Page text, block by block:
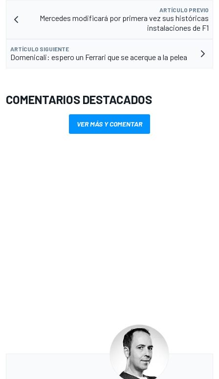
ARTÍCULO PREVIO
Mercedes modificará por primera vez sus históricas
instalaciones de F1
ARTÍCULO SIGUIENTE
Domenicali: espero un Ferrari que se acerque a la pelea
COMENTARIOS DESTACADOS
VER MÁS Y COMENTAR